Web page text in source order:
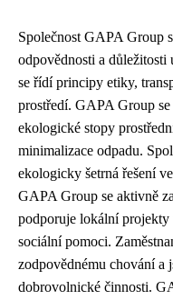
Společnost GAPA Group
odpovědnosti a důležitosti
se řídí principy etiky,
prostředí. GAPA Group
ekologické stopy
minimalizace odpadu.
ekologicky šetrná řešení
GAPA Group se aktivně
podporuje lokální
sociální pomoci.
zodpovědnému chování
dobrovolnické činnosti.